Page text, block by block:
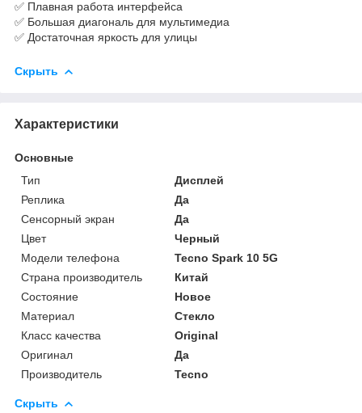
✅ Плавная работа интерфейса
✅ Большая диагональ для мультимедиа
✅ Достаточная яркость для улицы
Скрыть
Характеристики
Основные
Тип
Дисплей
Реплика
Да
Сенсорный экран
Да
Цвет
Черный
Модели телефона
Tecno Spark 10 5G
Страна производитель
Китай
Состояние
Новое
Материал
Стекло
Класс качества
Original
Оригинал
Да
Производитель
Tecno
Скрыть